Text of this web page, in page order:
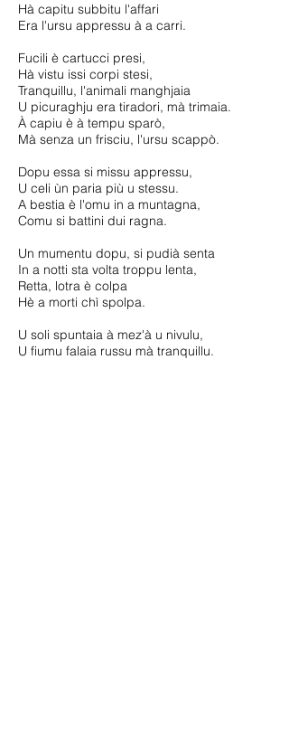
Hà capitu subbitu l'affari
Era l'ursu appressu à a carri.
Fucili è cartucci presi,
Hà vistu issi corpi stesi,
Tranquillu, l'animali manghjaia
U picuraghju era tiradori, mà trimaia.
À capiu è à tempu sparò,
Mà senza un frisciu, l'ursu scappò.
Dopu essa si missu appressu,
U celi ùn paria più u stessu.
A bestia è l'omu in a muntagna,
Comu si battini dui ragna.
Un mumentu dopu, si pudià senta
In a notti sta volta troppu lenta,
Retta, lotra è colpa
Hè a morti chì spolpa.
U soli spuntaia à mez'à u nivulu,
U fiumu falaia russu mà tranquillu.